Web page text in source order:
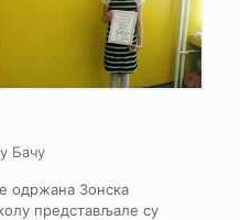
Бачу
одржана Зонска
представљале су